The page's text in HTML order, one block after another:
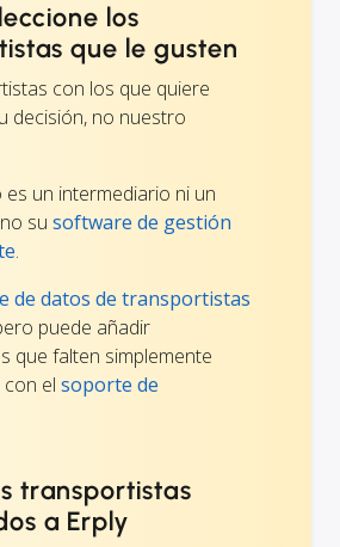
los
que le gusten
con los que quiere
decisión, no nuestro
un intermediario ni un
su software de gestión
.
de datos de transportistas
puede añadir
que falten simplemente
el soporte de
transportistas
a Erply